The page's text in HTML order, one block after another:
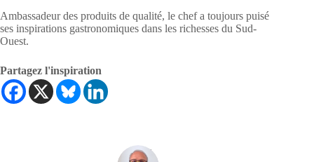
Ambassadeur des produits de qualité, le chef a toujours puisé
ses inspirations gastronomiques dans les richesses du Sud-
Ouest.
Partagez l'inspiration